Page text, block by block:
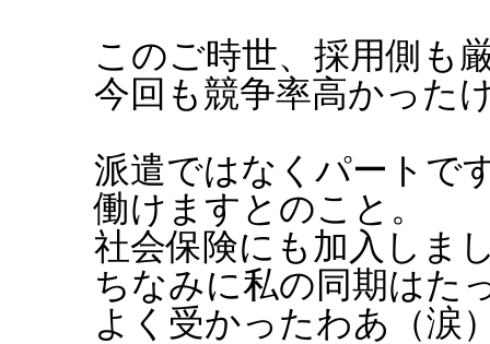
このご時世、採用側も
今回も競争率高かった
派遣ではなくパートで
働けますとのこと。
社会保険にも加入しま
ちなみに私の同期はた
よく受かったわあ（涙